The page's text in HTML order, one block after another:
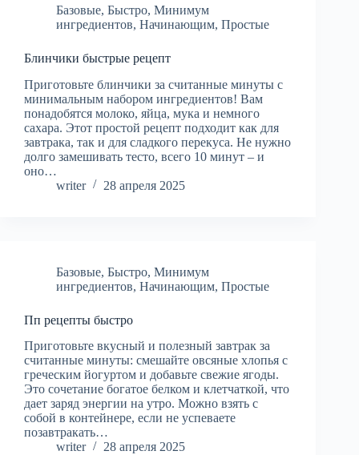
Базовые, Быстро, Минимум
ингредиентов, Начинающим, Простые
Блинчики быстрые рецепт
Приготовьте блинчики за считанные минуты с
минимальным набором ингредиентов! Вам
понадобятся молоко, яйца, мука и немного
сахара. Этот простой рецепт подходит как для
завтрака, так и для сладкого перекуса. Не нужно
долго замешивать тесто, всего 10 минут – и
оно…
writer
28 апреля 2025
Базовые, Быстро, Минимум
ингредиентов, Начинающим, Простые
Пп рецепты быстро
Приготовьте вкусный и полезный завтрак за
считанные минуты: смешайте овсяные хлопья с
греческим йогуртом и добавьте свежие ягоды.
Это сочетание богатое белком и клетчаткой, что
дает заряд энергии на утро. Можно взять с
собой в контейнере, если не успеваете
позавтракать…
writer
28 апреля 2025